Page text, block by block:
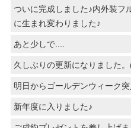
ついに完成しました♪内外装フ
に生まれ変わりました♪
あと少しで....
久しぶりの更新になりました
明日からゴールデンウィーク
新年度に入りました♪